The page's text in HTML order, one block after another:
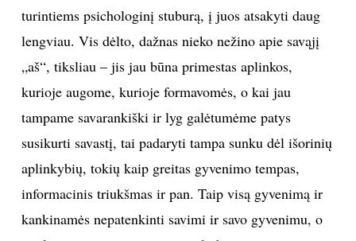
NAUJIENLAIŠKĮ
Prenumeruodami portalą,
Jūs sutinkate su
taisyklėmis
turintiems psichologinį stuburą, į juos atsakyti daug
lengviau. Vis dėlto, dažnas nieko nežino apie savąjį
„aš“, tiksliau – jis jau būna primestas aplinkos,
kurioje augome, kurioje formavomės, o kai jau
tampame savarankiški ir lyg galėtumėme patys
susikurti savastį, tai padaryti tampa sunku dėl išorinių
aplinkybių, tokių kaip greitas gyvenimo tempas,
informacinis triukšmas ir pan. Taip visą gyvenimą ir
kankinamės nepatenkinti savimi ir savo gyvenimu, o